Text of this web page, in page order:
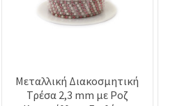
Μεταλλική Διακοσμητική
Τρέσα 2,3 mm με Ροζ